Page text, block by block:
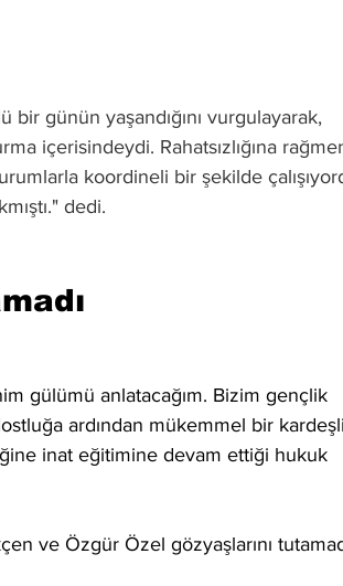
bir günün yaşandığını vurgulayarak,
içerisindeydi. Rahatsızlığına
koordineli bir şekilde
dedi.
gülümü anlatacağım. Bizim gençlik
ardından mükemmel bir
inat eğitimine devam ettiği hukuk
ve Özgür Özel gözyaşlarını